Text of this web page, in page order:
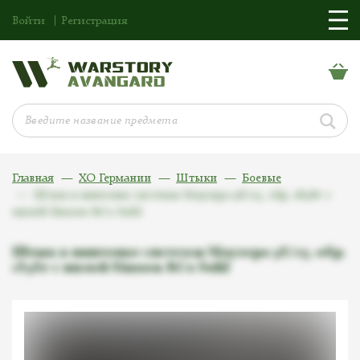
Войти Регистрация
Главная ХО Германии Штыки
Боевые
Штык к винтовке системы Маузера 98/05, обр.
1898г с пилой Simson &Co Suhl